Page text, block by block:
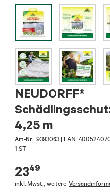
NEUDORFF®
4,25 m
Art-Nr.: 9393063 | EAN:
1 ST
2349
inkl. Mwst. weitere